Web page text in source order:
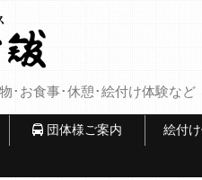
･お食事･休憩･絵付け体験など
団体様ご案内 絵付